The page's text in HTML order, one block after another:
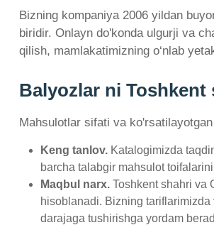
Bizning kompaniya 2006 yildan
biridir. Onlayn do'konda ulgurji va
qilish, mamlakatimizning o‘nlab
Balyozlar ni
Mahsulotlar sifati va
Keng tanlov. Katalogimizda
barcha talabgir mahsulot
Maqbul narx. Toshkent shahri va
hisoblanadi. Bizning
darajaga tushirishga yordam